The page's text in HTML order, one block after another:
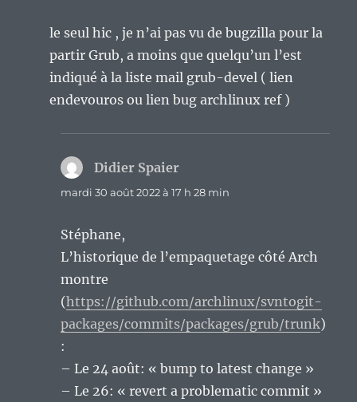
le seul hic , je n’ai pas vu de bugzilla pour la
partir Grub, a moins que quelqu’un l’est
indiqué à la liste mail grub-devel ( lien
endevouros ou lien bug archlinux ref )
Didier Spaier
mardi 30 août 2022 à 17 h 28 min
Stéphane,
L’historique de l’empaquetage côté Arch
montre
(https://github.com/archlinux/svntogit-
packages/commits/packages/grub/trunk)
:
– Le 24 août: « bump to latest change »
– Le 26: « revert a problematic commit »